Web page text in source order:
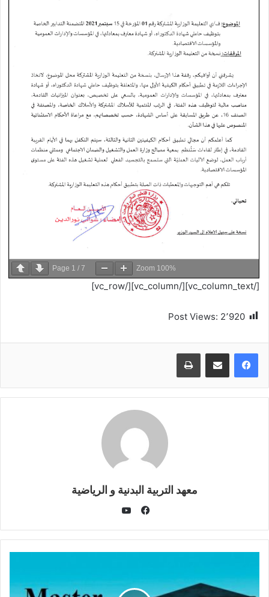
Page 1 / 7 Zoom 100%
[/vc_column_text][/vc_column][/vc_row]
Post Views: 2٬920
طباعة
معهد التربية البدنية و الرياضية